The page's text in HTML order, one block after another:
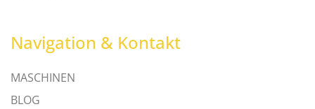
Navigation & Kontakt
MASCHINEN
BLOG